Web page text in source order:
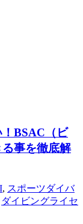
BSAC（ビ
事を徹底解
, スポーツダイバ
ダイビングライセ